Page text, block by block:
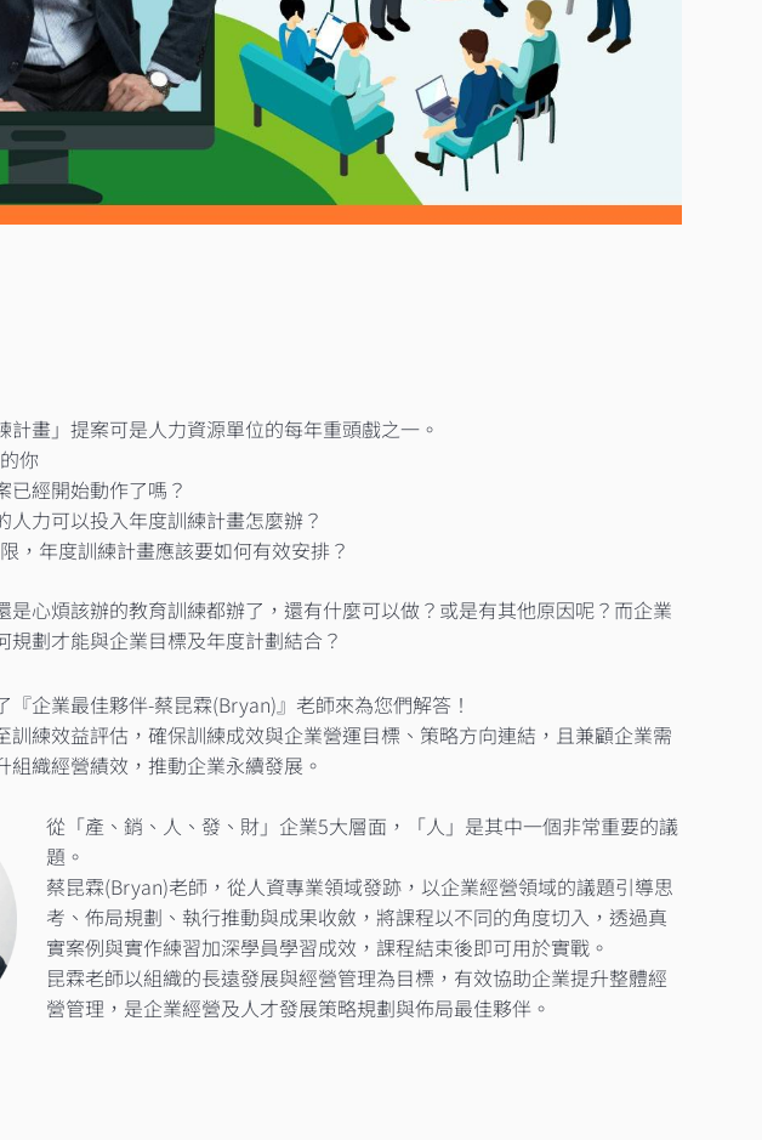
計畫」提案可是人力資源單位的每年重頭戲之一。​
你
已經開始動作了嗎？​
人力可以投入年度訓練計畫怎麼辦？​
，年度訓練計畫應該要如何有效安排？​
是心煩該辦的教育訓練都辦了，還有什麼可以做？或是有其他原因呢？而企業
規劃才能與企業目標及年度計劃結合？​
企業最佳夥伴-蔡昆霖(Bryan)』老師來為您們解答！​
訓練效益評估，確保訓練成效與企業營運目標、策略方向連結，且兼顧企業需
組織經營績效，推動企業永續發展。​
從「產、銷、人、發、財」企業5大層面，「人」是其中一個非常重要的議
題。​
蔡昆霖(Bryan)老師，從人資專業領域發跡，以企業經營領域的議題引導思
考、佈局規劃、執行推動與成果收斂，將課程以不同的角度切入，透過真
實案例與實作練習加深學員學習成效，課程結束後即可用於實戰。​
昆霖老師以組織的長遠發展與經營管理為目標，有效協助企業提升整體經
營管理，是企業經營及人才發展策略規劃與佈局最佳夥伴。​